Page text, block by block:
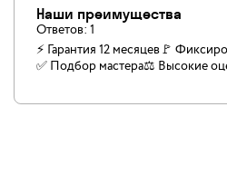
Наши преимущества
Ответов: 1
⚡ Гарантия 12 месяцев🚩
✅️ Подбор мастера⚖️ Высокие